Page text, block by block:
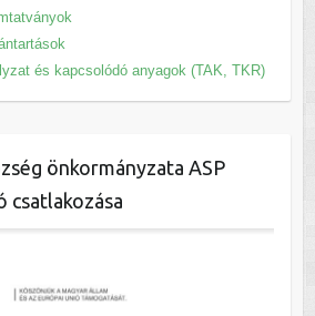
és kapcsolódó anyagok (TAK, TKR)
önkormányzata ASP
csatlakozása